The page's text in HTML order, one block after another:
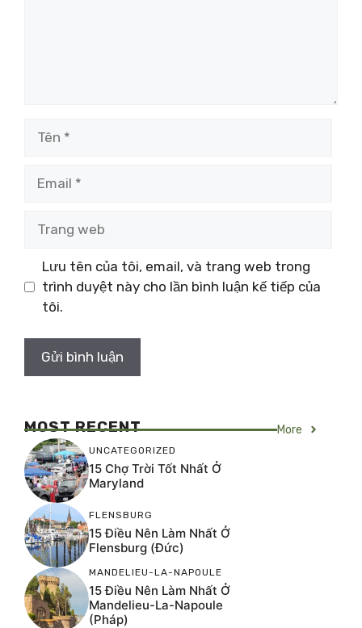
Lưu tên của tôi, email, và trang web trong
trình duyệt này cho lần bình luận kế tiếp của
tôi.
MOST RECENT More
UNCATEGORIZED
15 Chợ Trời Tốt Nhất Ở
Maryland
FLENSBURG
15 Điều Nên Làm Nhất Ở
Flensburg (Đức)
MANDELIEU-LA-NAPOULE
15 Điều Nên Làm Nhất Ở
Mandelieu-La-Napoule
(Pháp)